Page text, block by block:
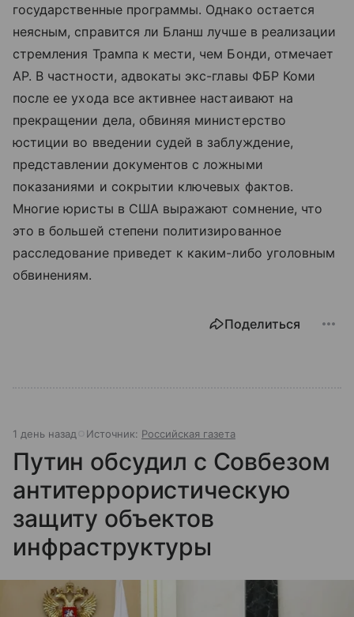
государственные программы. Однако остается
неясным, справится ли Бланш лучше в реализации
стремления Трампа к мести, чем Бонди, отмечает
AP. В частности, адвокаты экс-главы ФБР Коми
после ее ухода все активнее настаивают на
прекращении дела, обвиняя министерство
юстиции во введении судей в заблуждение,
представлении документов с ложными
показаниями и сокрытии ключевых фактов.
Многие юристы в США выражают сомнение, что
это в большей степени политизированное
расследование приведет к каким-либо уголовным
обвинениям.
Поделиться
1 день назад Источник: Российская газета
Путин обсудил с Совбезом
антитеррористическую
защиту объектов
инфраструктуры